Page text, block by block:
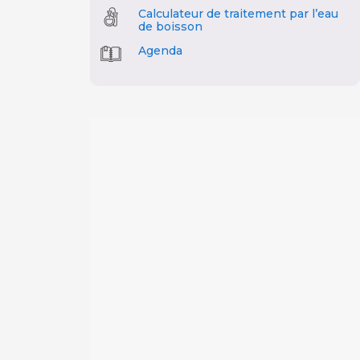
Calculateur de traitement par l’eau
de boisson
Agenda